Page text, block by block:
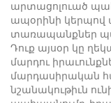
արտացոլուած
ապօրինի կերպով
տառապանքներ
Դուք այսօր կը
մարդու
մարդասիրական
նշանակութիւն